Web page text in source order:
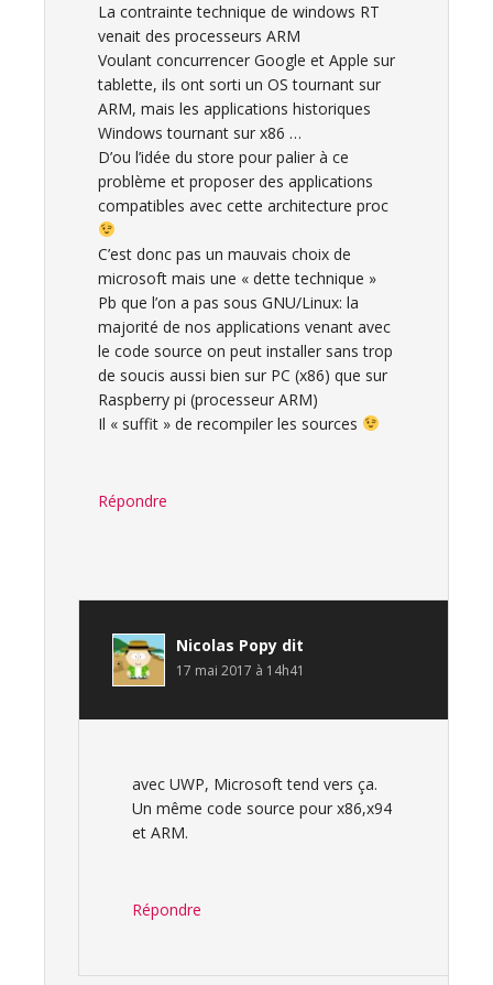
La contrainte technique de windows RT
venait des processeurs ARM
Voulant concurrencer Google et Apple sur
tablette, ils ont sorti un OS tournant sur
ARM, mais les applications historiques
Windows tournant sur x86 …
D’ou l’idée du store pour palier à ce
problème et proposer des applications
compatibles avec cette architecture proc
C’est donc pas un mauvais choix de
microsoft mais une « dette technique »
Pb que l’on a pas sous GNU/Linux: la
majorité de nos applications venant avec
le code source on peut installer sans trop
de soucis aussi bien sur PC (x86) que sur
Raspberry pi (processeur ARM)
Il « suffit » de recompiler les sources
Répondre
Nicolas Popy dit
17 mai 2017 à 14h41
avec UWP, Microsoft tend vers ça.
Un même code source pour x86,x94
et ARM.
Répondre